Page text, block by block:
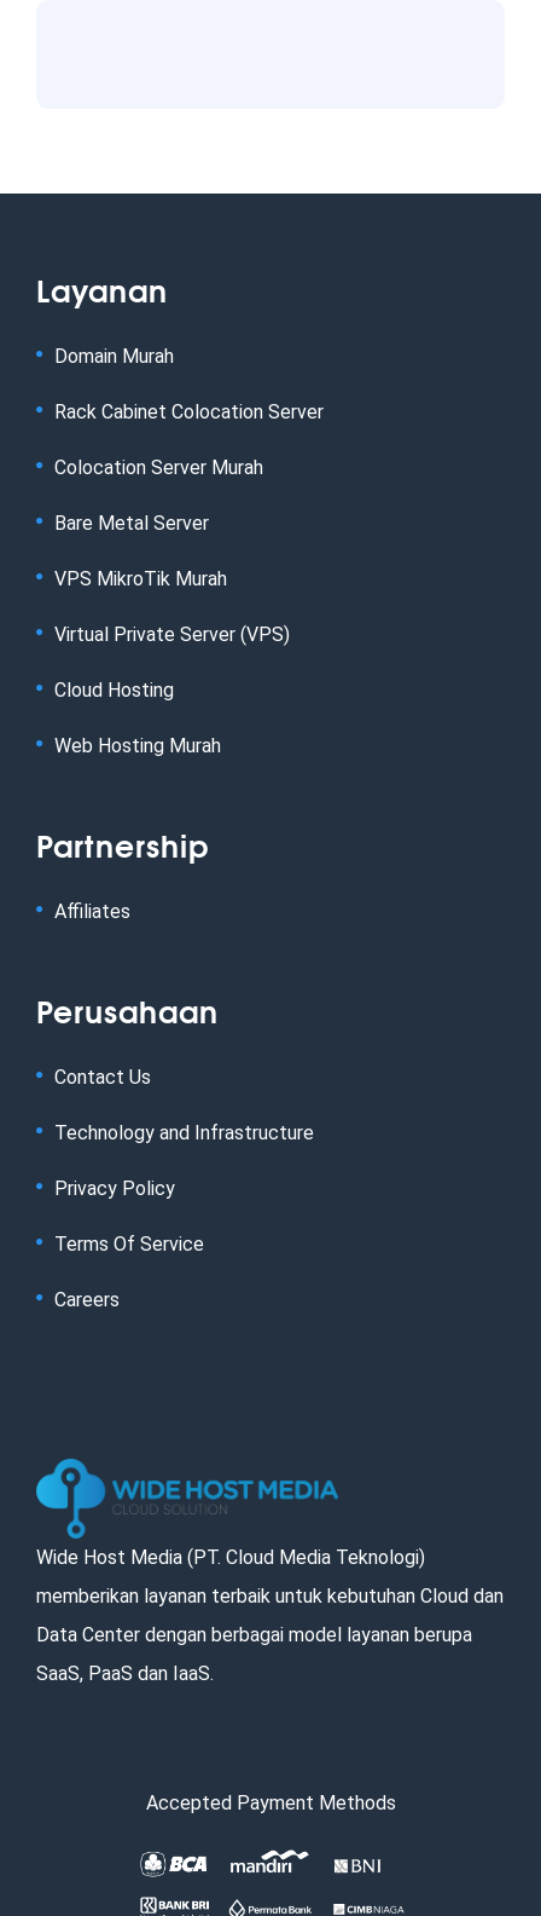
Layanan
Domain Murah
Rack Cabinet Colocation Server
Colocation Server Murah
Bare Metal Server
VPS MikroTik Murah
Virtual Private Server (VPS)
Cloud Hosting
Web Hosting Murah
Partnership
Affiliates
Perusahaan
Contact Us
Technology and Infrastructure
Privacy Policy
Terms Of Service
Careers
Wide Host Media (PT. Cloud Media Teknologi)
memberikan layanan terbaik untuk kebutuhan Cloud dan
Data Center dengan berbagai model layanan berupa
SaaS, PaaS dan IaaS.
Accepted Payment Methods